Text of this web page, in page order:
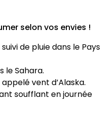
selon vos envies !
de pluie dans le Pays
le Sahara.
vent d’Alaska.
soufflant en journée